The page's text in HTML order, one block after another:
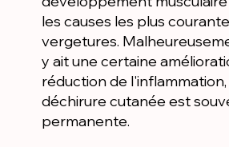
les causes les plus
vergetures.
y ait une certaine
réduction de
déchirure cutanée est
permanente.